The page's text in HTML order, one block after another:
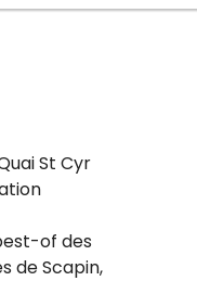
St Cyr
of des
de Scapin,